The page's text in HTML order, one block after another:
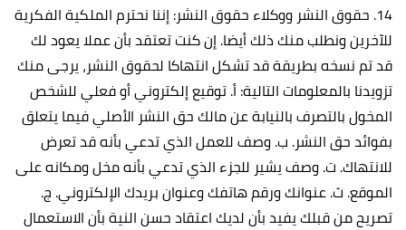
14. حقوق النشر ووكلاء حقوق النشر: إننا نحترم الملكية الفكرية
للآخرين ونطلب منك ذلك أيضا. إن كنت تعتقد بأن عملا يعود لك
قد تم نسخه بطريقة قد تشكل انتهاكا لحقوق النشر، يرجى منك
تزويدنا بالمعلومات التالية: أ‌. توقيع إلكتروني أو فعلي للشخص
المخول بالتصرف بالنيابة عن مالك حق النشر الأصلي فيما يتعلق
بفوائد حق النشر. ب‌. وصف للعمل الذي تدعي بأنه قد تعرض
للانتهاك. ت‌. وصف يشير للجزء الذي تدعي بأنه مخل ومكانه على
الموقع. ث‌. عنوانك ورقم هاتفك وعنوان بريدك الإلكتروني. ج‌.
تصريح من قبلك يفيد بأن لديك اعتقاد حسن النية بأن الاستعمال